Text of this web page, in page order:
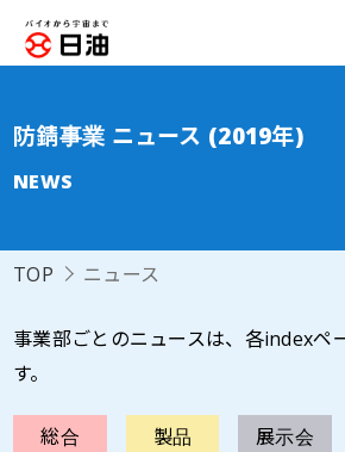
防錆事業 ニュース (2019年)
NEWS
TOP ニュース
事業部ごとのニュースは、各indexペ
す。
総合 製品 展示会